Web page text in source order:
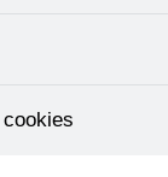
košíku,
jej ani odebrat.
cookies